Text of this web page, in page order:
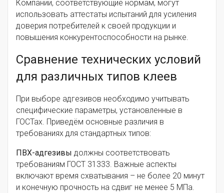
Компании, соответствующие нормам, могут
использовать аттестаты испытаний для усиления
доверия потребителей к своей продукции и
повышения конкурентоспособности на рынке.
Сравнение технических условий
для различных типов клеев
При выборе адгезивов необходимо учитывать
специфические параметры, установленные в
ГОСТах. Приведём основные различия в
требованиях для стандартных типов:
ПВХ-адгезивы должны соответствовать
требованиям ГОСТ 31333. Важные аспекты
включают время схватывания – не более 20 минут
и конечную прочность на сдвиг не менее 5 МПа.